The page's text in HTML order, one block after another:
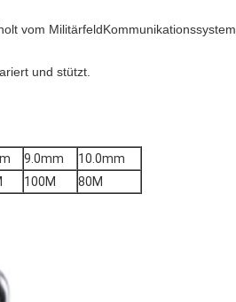
vom MilitärfeldKommunikationssystem
und stützt.
9.0mm
10.0mm
100M 80M